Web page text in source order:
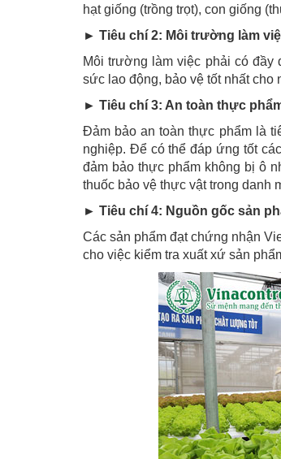
hạt giống (trồng trọt), con giống
► Tiêu chí 2: Môi trường làm
Môi trường làm việc phải có đầy
sức lao động, bảo vệ tốt nhất
► Tiêu chí 3: An toàn thực
Đảm bảo an toàn thực phẩm là
nghiệp. Để có thể đáp ứng tốt
đảm bảo thực phẩm không bị ô
thuốc bảo vệ thực vật trong danh
► Tiêu chí 4: Nguồn gốc sản
Các sản phẩm đạt chứng nhận
cho việc kiểm tra xuất xứ sản